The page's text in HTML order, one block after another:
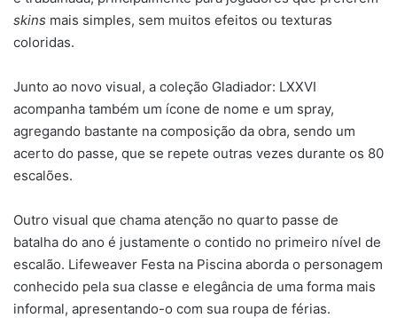
skins mais simples, sem muitos efeitos ou texturas
coloridas.
Junto ao novo visual, a coleção Gladiador: LXXVI
acompanha também um ícone de nome e um spray,
agregando bastante na composição da obra, sendo um
acerto do passe, que se repete outras vezes durante os 80
escalões.
Outro visual que chama atenção no quarto passe de
batalha do ano é justamente o contido no primeiro nível de
escalão. Lifeweaver Festa na Piscina aborda o personagem
conhecido pela sua classe e elegância de uma forma mais
informal, apresentando-o com sua roupa de férias.